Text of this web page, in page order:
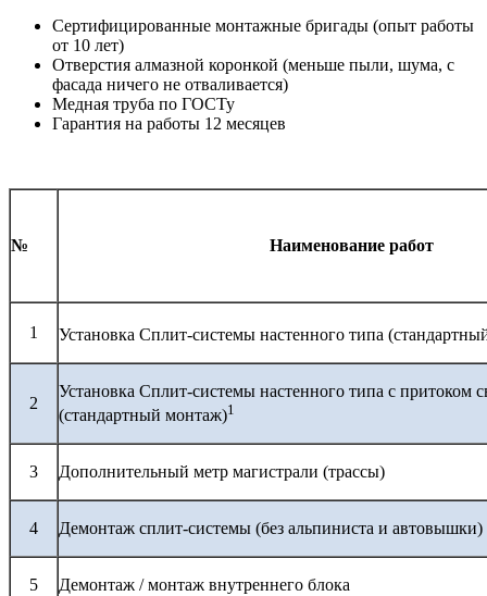
Сертифицированные монтажные бригады (опыт работы
от 10 лет)
Отверстия алмазной коронкой (меньше пыли, шума, с
фасада ничего не отваливается)
Медная труба по ГОСТу
Гарантия на работы 12 месяцев
№ Наименование работ
1 Установка Сплит-системы настенного типа
2
Установка Сплит-системы настенного типа с притоком
(стандартный монтаж)1
3 Дополнительный метр магистрали (трассы)
4 Демонтаж сплит-системы (без альпиниста и автовышки)
5 Демонтаж / монтаж внутреннего блока